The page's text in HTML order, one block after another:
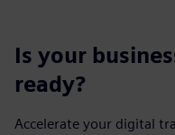
Is your
ready?
Accelerate your digital